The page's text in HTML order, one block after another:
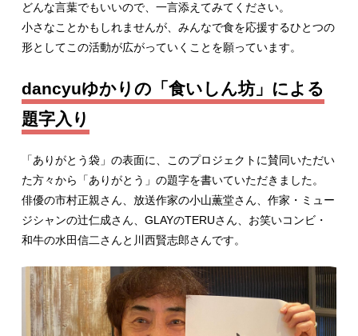
どんな言葉でもいいので、一言添えてみてください。
小さなことかもしれませんが、みんなで食を応援するひとつの
形としてこの活動が広がっていくことを願っています。
dancyuゆかりの「食いしん坊」による
題字入り
「ありがとう袋」の表面に、このプロジェクトに賛同いただい
た方々から「ありがとう」の題字を書いていただきました。
俳優の市村正親さん、放送作家の小山薫堂さん、作家・ミュー
ジシャンの辻仁成さん、GLAYのTERUさん、お笑いコンビ・
和牛の水田信二さんと川西賢志郎さんです。